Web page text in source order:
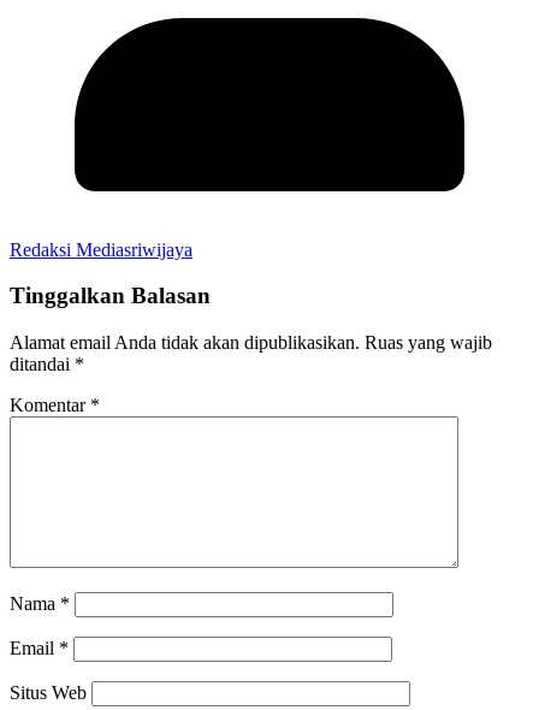
Redaksi Mediasriwijaya
Tinggalkan Balasan
Alamat email Anda tidak akan dipublikasikan. Ruas yang wajib
ditandai *
Komentar *
Nama *
Email *
Situs Web